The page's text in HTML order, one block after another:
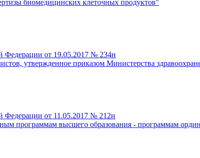
биомедицинских клеточных продуктов"
Федерации от 19.05.2017 № 234н
утвержденное приказом Министерства
Федерации от 11.05.2017 № 212н
программам высшего образования - программам